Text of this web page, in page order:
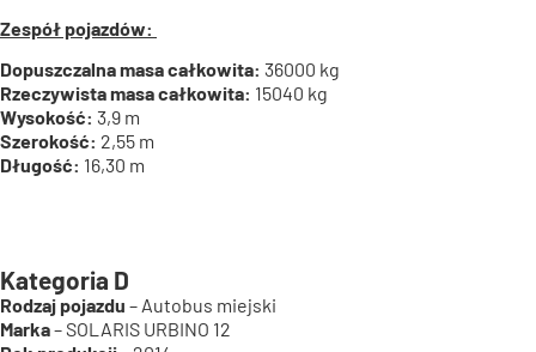
Zespół pojazdów:
Dopuszczalna masa całkowita: 36000 kg
Rzeczywista masa całkowita: 15040 kg
Wysokość: 3,9 m
Szerokość: 2,55 m
Długość: 16,30 m
Kategoria D
Rodzaj pojazdu – Autobus miejski
Marka– SOLARIS URBINO 12